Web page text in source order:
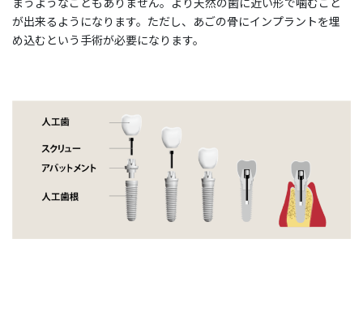
が出来るようになります。ただし、あごの骨にインプラントを埋
め込むという手術が必要になります。